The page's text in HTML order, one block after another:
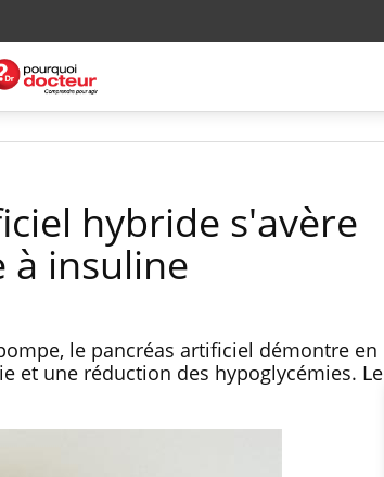
hybride s'avère
à insuline
le pancréas artificiel démontre en
et une réduction des hypoglycémies. Le